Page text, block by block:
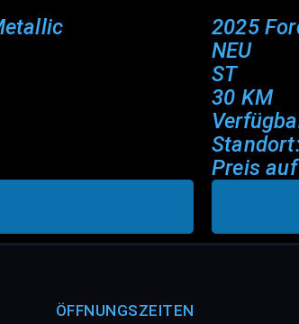
2025
NEU
ST
30 KM
Preis
ÖFFNUNGSZEITEN